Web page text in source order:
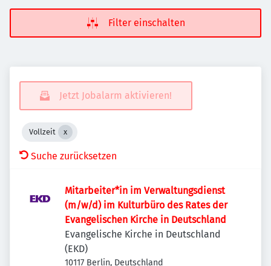
Filter einschalten
Jetzt Jobalarm aktivieren!
Vollzeit
Suche zurücksetzen
Mitarbeiter*in im Verwaltungsdienst
(m/w/d) im Kulturbüro des Rates der
Evangelischen Kirche in Deutschland
Evangelische Kirche in Deutschland
(EKD)
10117 Berlin, Deutschland